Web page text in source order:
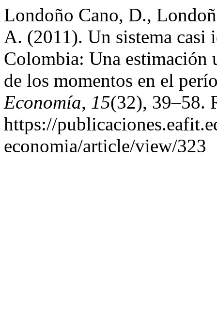
Londoño Cano, D.,
A. (2011). Un sistema casi
Colombia: Una estimación
de los momentos en el
Economía, 15(32), 39–58.
https://
economia/article/view/323